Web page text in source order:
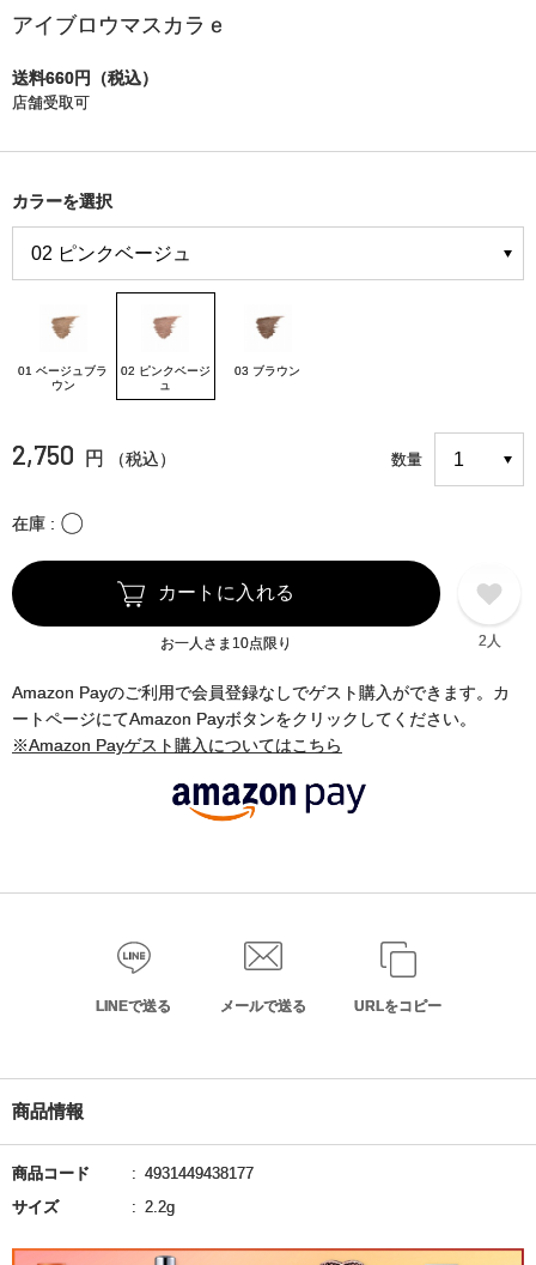
アイブロウマスカラｅ
送料660円（税込）
店舗受取可
カラーを選択
01 ベージュブラ
ウン
02 ピンクベージ
ュ
03 ブラウン
2,750 円 （税込） 数量
在庫 〇
カートに入れる
お一人さま10点限り 2人
Amazon Payのご利用で会員登録なしでゲスト購入ができます。カ
ートページにてAmazon Payボタンをクリックしてください。
※Amazon Payゲスト購入についてはこちら
LINEで送る メールで送る URLをコピー
商品情報
商品コード
4931449438177
サイズ
2.2g